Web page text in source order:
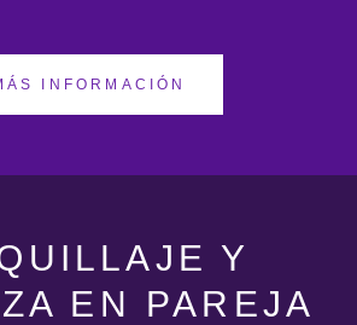
INFORMACIÓN
Y
EN PAREJA